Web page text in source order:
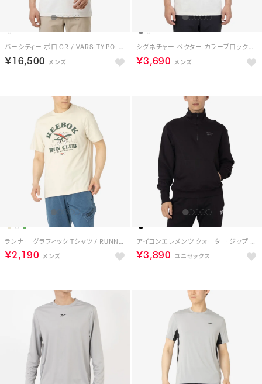
バーシティー ポロ CR / VARSITY POLO CR （チョーク）
￥16,500
シグネチャー ベクター カラーブロックド ポロ / SIGNATURE VECTOR COLORBLOCKED POLO （チョーク）
￥3,690
ランナー グラフィック Tシャツ / RUNNER GRAPHIC TEE （グレージュ）
￥2,190
アイコンエレメンツ クォーター ジップ / ICON ELEMENTS QUARTER ZIP （ブラック）
￥3,890